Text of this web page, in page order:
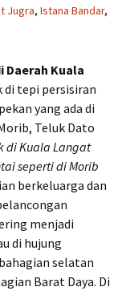
Jugra, Istana Bandar,
Daerah Kuala
di tepi persisiran
yang ada di
Teluk Dato
di Kuala Langat
seperti di Morib
berkeluarga dan
menjadi
di hujung
selatan
Barat Daya. Di